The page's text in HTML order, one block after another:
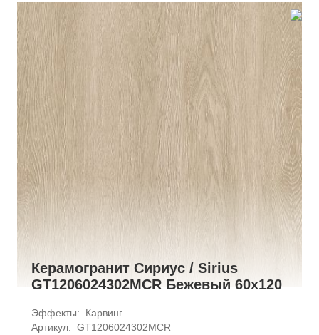
Керамогранит Сириус / Sirius
GT1206024302MCR Бежевый 60x120
Эффекты:
Карвинг
Артикул: GT1206024302MCR